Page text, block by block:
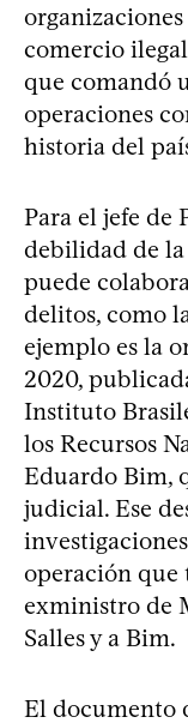
comercio
que comandó
operaciones
historia del
Para el jefe de
debilidad de
puede
delitos, como
ejemplo es la
2020,
Instituto
los Recursos
Eduardo Bim,
judicial. Ese
operación que
exministro de
Salles y a Bim.
El documento